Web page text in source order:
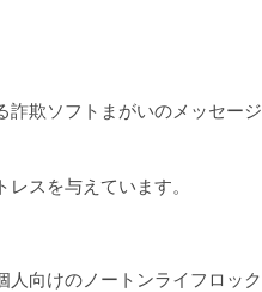
詐欺ソフトまがいのメッセージ
スを与えています。
向けのノートンライフロック